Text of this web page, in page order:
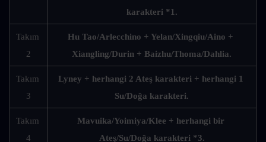
karakteri *1.
Takım
2
Hu Tao/Arlecchino + Yelan/Xingqiu/Aino +
Xiangling/Durin + Baizhu/Thoma/Dahlia.
Takım
3
Lyney + herhangi 2 Ateş karakteri + herhangi 1
Su/Doğa karakteri.
Takım
4
Mavuika/Yoimiya/Klee + herhangi bir
Ateş/Su/Doğa karakteri *3.